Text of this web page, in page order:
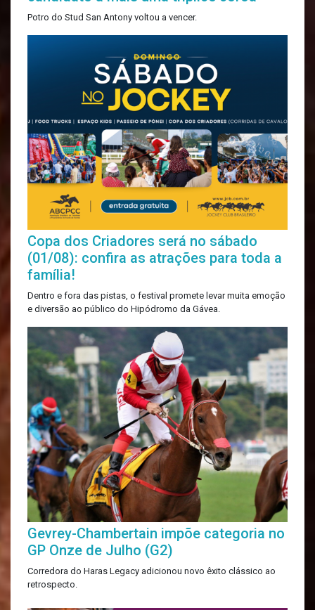
Potro do Stud San Antony voltou a vencer.
Copa dos Criadores será no sábado
(01/08): confira as atrações para toda a
família!
Dentro e fora das pistas, o festival promete levar muita emoção
e diversão ao público do Hipódromo da Gávea.
Gevrey-Chambertain impõe categoria no
GP Onze de Julho (G2)
Corredora do Haras Legacy adicionou novo êxito clássico ao
retrospecto.